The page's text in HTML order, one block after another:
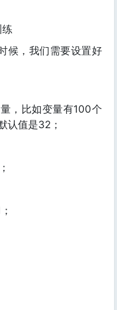
练
候，我们需要设置好
，比如变量有100个
认值是32；